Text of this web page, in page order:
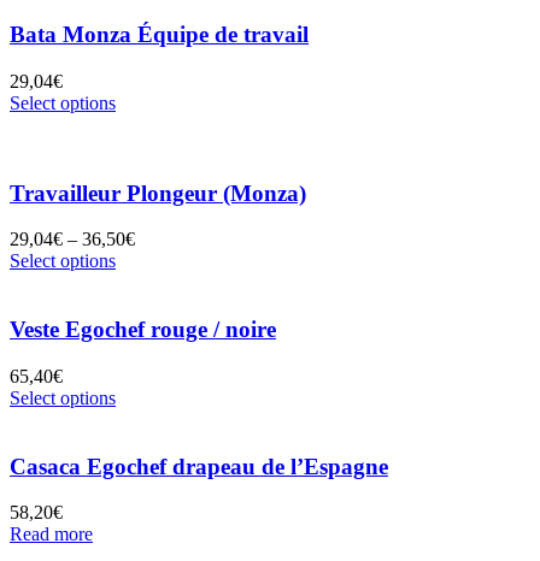
Bata Monza Équipe de travail
29,04€
Select options
Travailleur Plongeur (Monza)
29,04€ – 36,50€
Select options
Veste Egochef rouge / noire
65,40€
Select options
Casaca Egochef drapeau de l’Espagne
58,20€
Read more